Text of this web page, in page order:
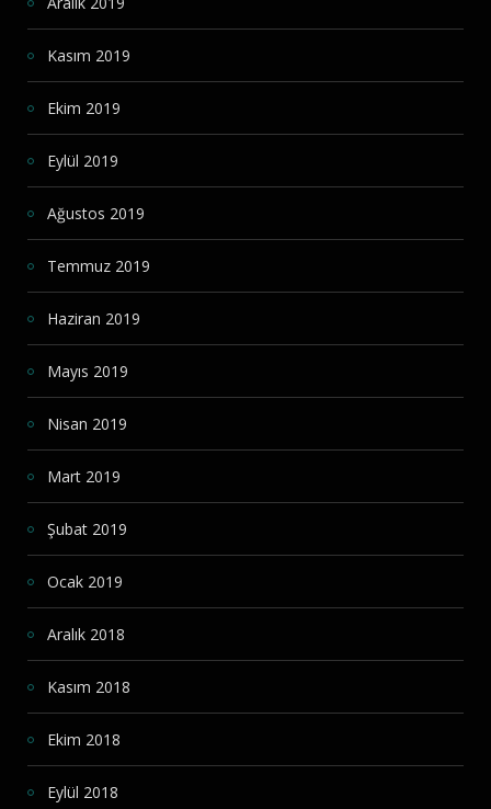
Kasım 2019
Ekim 2019
Eylül 2019
Ağustos 2019
Temmuz 2019
Haziran 2019
Mayıs 2019
Nisan 2019
Mart 2019
Şubat 2019
Ocak 2019
Aralık 2018
Kasım 2018
Ekim 2018
Eylül 2018